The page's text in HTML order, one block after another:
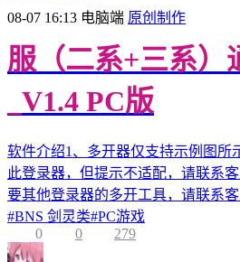
08-07 16:13 电脑端 原创制作
服（二系+三系）
_V1.4 PC版
软件介绍1、多开器仅支持示例图所
此登录器，但提示不适配，请联系
要其他登录器的多开工具，请联系
#BNS 剑灵类#PC游戏
0
0 279